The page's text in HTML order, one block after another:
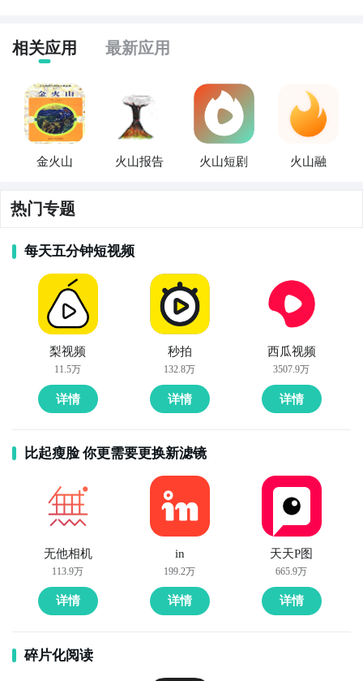
相关应用 最新应用
金火山 火山报告 火山短剧 火山融
热门专题
每天五分钟短视频
梨视频
11.5万
详情
秒拍
132.8万
详情
西瓜视频
3507.9万
详情
比起瘦脸 你更需要更换新滤镜
无他相机
113.9万
详情
in
199.2万
详情
天天P图
665.9万
详情
碎片化阅读